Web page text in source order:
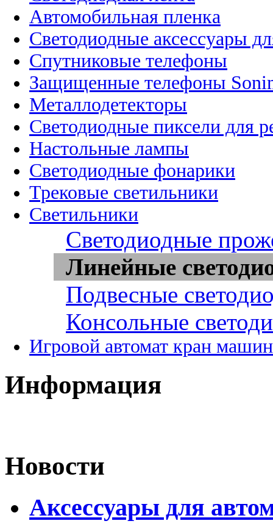
Автомобильная пленка
Светодиодные аксессуары
Спутниковые телефоны
Защищенные телефоны
Металлодетекторы
Светодиодные пиксели для
Настольные лампы
Светодиодные фонарики
Трековые светильники
Светильники
Светодиодные
Линейные
Подвесные
Консольные
Игровой автомат кран
Информация
Новости
Аксессуары для